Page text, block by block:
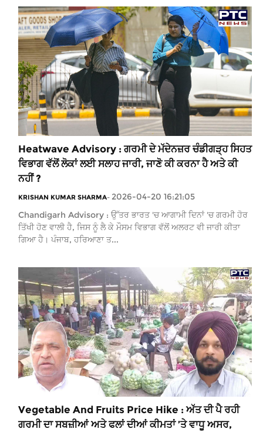
Heatwave Advisory : ਗਰਮੀ ਦੇ ਮੱਦੇਨਜ਼ਰ ਚੰਡੀਗੜ੍ਹ ਸਿਹਤ
ਵਿਭਾਗ ਵੱਲੋਂ ਲੋਕਾਂ ਲਈ ਸਲਾਹ ਜਾਰੀ, ਜਾਣੋ ਕੀ ਕਰਨਾ ਹੈ ਅਤੇ ਕੀ
ਨਹੀਂ ?
KRISHAN KUMAR SHARMA- 2026-04-20 16:21:05
Chandigarh Advisory : ਉੱਤਰ ਭਾਰਤ 'ਚ ਆਗਾਮੀ ਦਿਨਾਂ 'ਚ ਗਰਮੀ ਹੋਰ
ਤਿੱਖੀ ਹੋਣ ਵਾਲੀ ਹੈ, ਜਿਸ ਨੂੰ ਲੈ ਕੇ ਮੌਸਮ ਵਿਭਾਗ ਵੱਲੋਂ ਅਲਰਟ ਵੀ ਜਾਰੀ ਕੀਤਾ
ਗਿਆ ਹੈ। ਪੰਜਾਬ, ਹਰਿਆਣਾ ਤ...
Vegetable And Fruits Price Hike : ਅੱਤ ਦੀ ਪੈ ਰਹੀ
ਗਰਮੀ ਦਾ ਸਬਜ਼ੀਆਂ ਅਤੇ ਫਲਾਂ ਦੀਆਂ ਕੀਮਤਾਂ ’ਤੇ ਵਾਧੂ ਅਸਰ,